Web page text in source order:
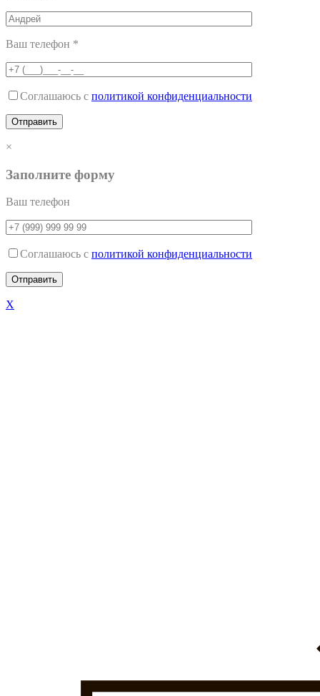
Ваш телефон *
Соглашаюсь с политикой конфиденциальности
×
Заполните форму
Ваш телефон
Соглашаюсь с политикой конфиденциальности
X